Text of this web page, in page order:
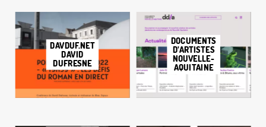
DAVDUF.NET
DAVID
DUFRESNE
DOCUMENTS
D’ARTISTES
NOUVELLE-
AQUITAINE